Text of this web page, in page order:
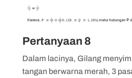
Pertanyaan 8
Dalam lacinya, Gilang
tangan berwarna merah, 3